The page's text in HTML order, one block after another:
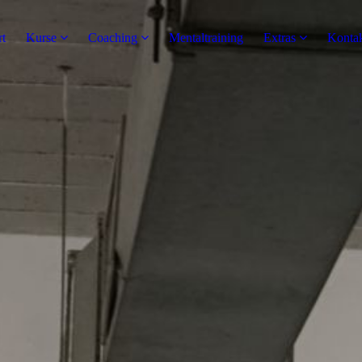
Kurse Coaching Mentaltraining Extras